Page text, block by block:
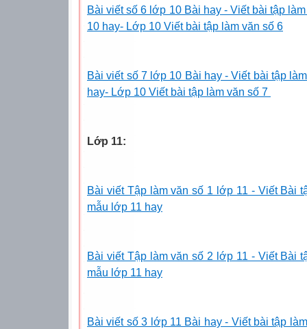
Bài viết số 6 lớp 10 Bài hay - Viết bài tập
10 hay- Lớp 10 Viết bài tập làm văn số 6
Bài viết số 7 lớp 10 Bài hay - Viết bài tập
hay- Lớp 10 Viết bài tập làm văn số 7
Lớp 11:
Bài viết Tập làm văn số 1 lớp 11 - Viết Bài
mẫu lớp 11 hay
Bài viết Tập làm văn số 2 lớp 11 - Viết Bài
mẫu lớp 11 hay
Bài viết số 3 lớp 11 Bài hay - Viết bài tập